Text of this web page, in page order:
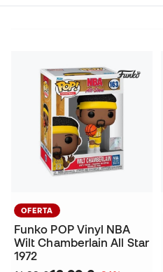
OFERTA
Funko POP Vinyl NBA
Wilt Chamberlain All Star
1972